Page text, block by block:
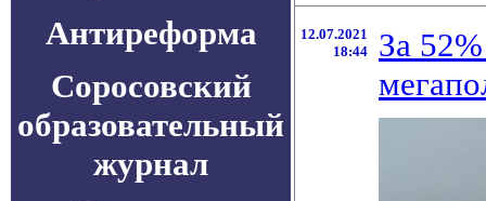
Антиреформа
Соросовский
образовательный
журнал
12.07.2021
18:44
За